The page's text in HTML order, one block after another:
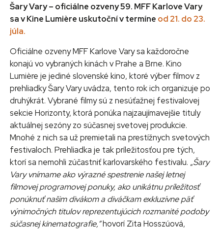
Šary Vary – oficiálne ozveny 59. MFF Karlove Vary
sa v Kine Lumière uskutoční v termíne od 21. do 23.
júla.
Oficiálne ozveny MFF Karlove Vary sa každoročne
konajú vo vybraných kinách v Prahe a Brne. Kino
Lumière je jediné slovenské kino, ktoré výber filmov z
prehliadky Šary Vary uvádza, tento rok ich organizuje po
druhýkrát. Vybrané filmy sú z nesúťažnej festivalovej
sekcie Horizonty, ktorá ponúka najzaujímavejšie tituly
aktuálnej sezóny zo súčasnej svetovej produkcie.
Mnohé z nich sa už premietali na prestížnych svetových
festivaloch. Prehliadka je tak príležitosťou pre tých,
ktorí sa nemohli zúčastniť karlovarského festivalu. „Šary
Vary vnímame ako výrazné spestrenie našej letnej
filmovej programovej ponuky, ako unikátnu príležitosť
ponúknuť našim divákom a diváčkam exkluzívne päť
výnimočných titulov reprezentujúcich rozmanité podoby
súčasnej kinematografie,“hovorí Zita Hosszúová,